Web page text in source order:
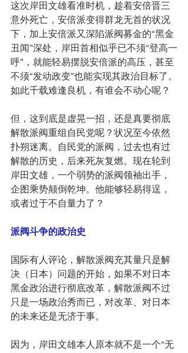
这次岸田文雄看准时机，趁着安倍晋三
意外死亡，安倍派变得群龙无首的状况
下，加上安倍派又深陷派阀募金的“黑金
丑闻”深处，岸田首相似乎已不须“登高一
呼”，就能轻易摆脱安倍派的高压，甚至
不须“发动政变”也能实现其政治目标了。
如此千载难逢良机，有谁会不动心呢？
但，这到底是虚晃一招，还是真要彻底
解散派阀重组自民党呢？状况至今依然
扑朔迷离。自民党的派阀，过去也有过
解散的历史，后来死灰复燃。现在轮到
岸田文雄，一个弱势的派阀领袖出手，
企图乘势颠倒乾坤。他能够轻易得逞，
或者过于不自量力了？
派阀斗争的政治史
国际有人评论，解散派阀充其量只是解
决（日本）问题的开始，如果不对日本
黑金政治进行彻底改革，解散派阀不过
只是一场政治秀而已，对改革、对日本
的未来还是无济于事。
因为，岸田文雄本人原本就不是一个“无